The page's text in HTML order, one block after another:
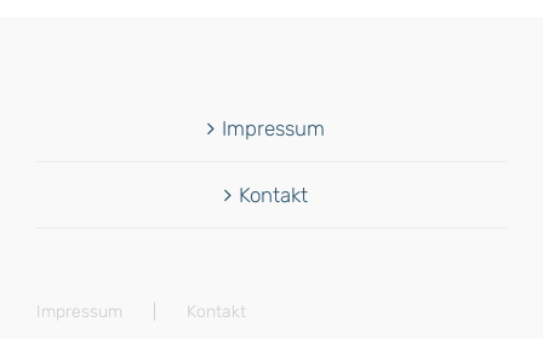
Impressum
Kontakt
Impressum Kontakt